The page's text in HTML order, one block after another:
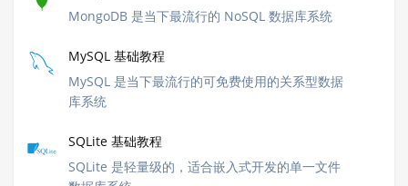
MongoDB 是当下最流行的 NoSQL 数据库系统
MySQL 基础教程
MySQL 是当下最流行的可免费使用的关系型数据
库系统
SQLite 基础教程
SQLite 是轻量级的，适合嵌入式开发的单一文件